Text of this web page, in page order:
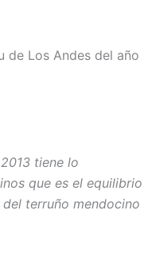
de Los Andes del año
tiene lo
que es el equilibrio
terruño mendocino